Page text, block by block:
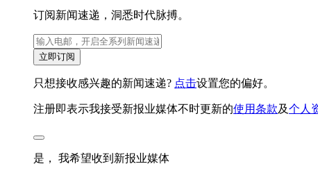
订阅新闻速递，洞悉时代脉搏。
立即订阅
只想接收感兴趣的新闻速递? 点击设置您的偏好。
注册即表示我接受新报业媒体不时更新的使用条款及个人
是， 我希望收到新报业媒体